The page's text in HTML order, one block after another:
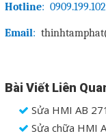
Hotline: 0909.199.102
Email:
Bài Viết Liên
Sửa HMI AB
Sửa chữa HMI